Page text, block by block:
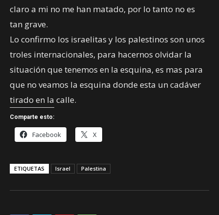
claro a mi no me han matado, por lo tanto no es
tan grave.
Lo confirmo los israelitas y los palestinos son unos
troles internacionales, para hacernos olvidar la
situación que tenemos en la esquina, es mas para
que no veamos la esquina donde esta un cadáver
tirado en la calle.
Comparte esto:
Facebook X
ETIQUETAS Israel Palestina